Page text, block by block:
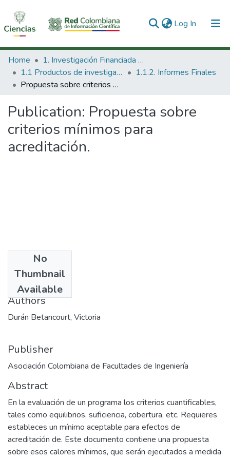
Log In (current)
Communities & Collections
All of DSpace
Home
1. Investigación Financiada con Recursos Públicos
1.1 Productos de investigación
1.1.2. Informes Finales
Propuesta sobre criterios mínimos para acreditación.
Publication: Propuesta sobre
criterios mínimos para
acreditación.
No
Thumbnail
Available
1997-02
Authors
Durán Betancourt, Victoria
Publisher
Asociación Colombiana de Facultades de Ingeniería
Abstract
En la evaluación de un programa los criterios cuantificables,
tales como equilibrios, suficiencia, cobertura, etc. Requieres
estableces un mínimo aceptable para efectos de
acreditación de. Este documento contiene una propuesta
sobre esos calores mínimos, que serán ejecutados a medida